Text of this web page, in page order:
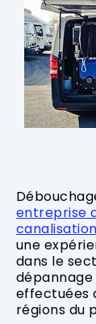
entreprise
une
dans le
effectuées
régions du